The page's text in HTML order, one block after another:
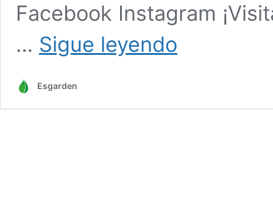
Facebook Instagram
… Sigue leyendo
Esgarden